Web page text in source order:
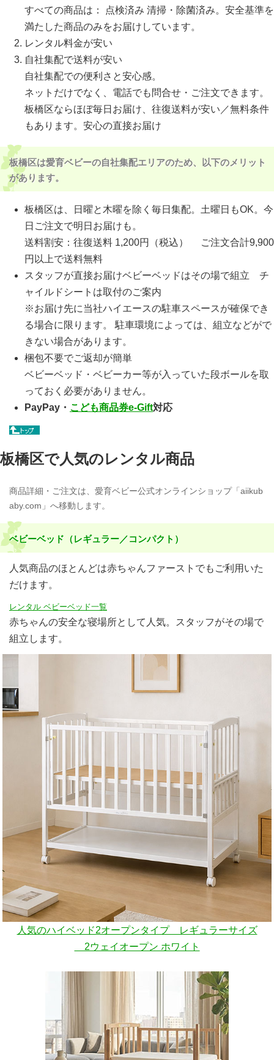
すべての商品は： 点検済み 清掃・除菌済み。安全基準を
満たした商品のみをお届けしています。
レンタル料金が安い
自社集配で送料が安い
自社集配での便利さと安心感。
ネットだけでなく、電話でも問合せ・ご注文できます。
板橋区ならほぼ毎日お届け、往復送料が安い／無料条件
もあります。安心の直接お届け
板橋区は愛育ベビーの自社集配エリアのため、以下のメリット
があります。
板橋区は、日曜と木曜を除く毎日集配。土曜日もOK。今
日ご注文で明日お届けも。
送料割安：往復送料 1,200円（税込） ご注文合計9,900
円以上で送料無料
スタッフが直接お届けベビーベッドはその場で組立 チ
ャイルドシートは取付のご案内
※お届け先に当社ハイエースの駐車スペースが確保でき
る場合に限ります。 駐車環境によっては、組立などがで
きない場合があります。
梱包不要でご返却が簡単
ベビーベッド・ベビーカー等が入っていた段ボールを取
っておく必要がありません。
PayPay・ こども商品券e-Gift対応
板橋区で人気のレンタル商品
商品詳細・ご注文は、愛育ベビー公式オンラインショップ「aiikub
aby.com」へ移動します。
ベビーベッド（レギュラー／コンパクト）
人気商品のほとんどは赤ちゃんファーストでもご利用いた
だけます。
レンタル ベビーベッド一覧
赤ちゃんの安全な寝場所として人気。スタッフがその場で
組立します。
人気のハイベッド2オープンタイプ レギュラーサイズ
2ウェイオープン ホワイト